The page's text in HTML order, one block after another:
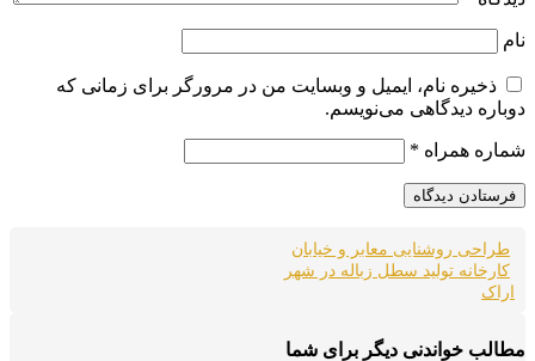
نام
ذخیره نام، ایمیل و وبسایت من در مرورگر برای زمانی که
دوباره دیدگاهی می‌نویسم.
شماره همراه *
طراحی روشنایی معابر و خیابان
کارخانه تولید سطل زباله در شهر
اراک
مطالب خواندنی دیگر برای شما